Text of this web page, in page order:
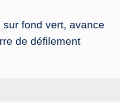
fond vert, avance
de défilement